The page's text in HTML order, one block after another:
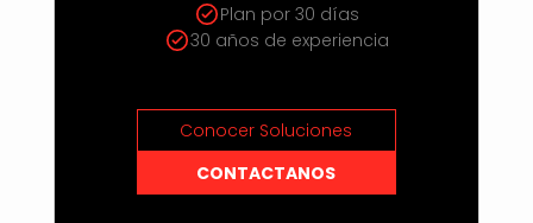
Plan por 30 días
30 años de experiencia
Conocer Soluciones
CONTACTANOS